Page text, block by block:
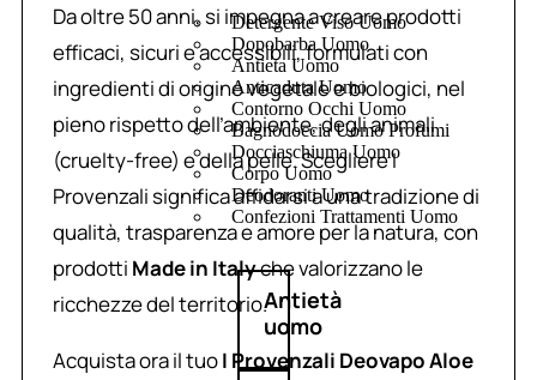
Detergente Viso Uomo
Dopobarba Uomo
Antieta Uomo
Anticaduta Uomo
Contorno Occhi Uomo
Bagnodoccia Uomo Profumi
Docciaschiuma Uomo
Corpo Uomo
Deodoranti Uomo
Confezioni Trattamenti Uomo
Antietà
uomo
Da oltre 50 anni, si impegna a creare prodotti
efficaci, sicuri e accessibili, formulati con
ingredienti di origine vegetale e biologici, nel
pieno rispetto dell’ambiente, degli animali
(cruelty-free) e della pelle. Scegliere I
Provenzali significa affidarsi a una tradizione di
qualità, trasparenza e amore per la natura, con
prodotti Made in Italyche valorizzano le
ricchezze del territorio.
Acquista ora il tuoI Provenzali Deovapo Aloe